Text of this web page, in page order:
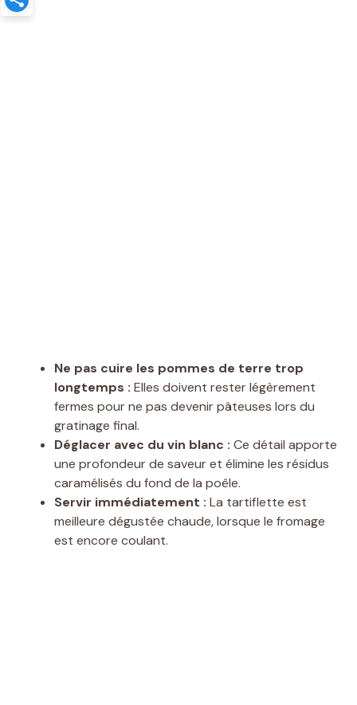
Ne pas cuire les pommes de terre trop
longtemps : Elles doivent rester légèrement
fermes pour ne pas devenir pâteuses lors du
gratinage final.
Déglacer avec du vin blanc : Ce détail apporte
une profondeur de saveur et élimine les résidus
caramélisés du fond de la poêle.
Servir immédiatement : La tartiflette est
meilleure dégustée chaude, lorsque le fromage
est encore coulant.